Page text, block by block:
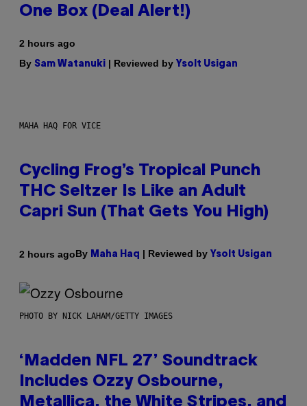
One Box (Deal Alert!)
2 hours ago
By Sam Watanuki | Reviewed by Ysolt Usigan
MAHA HAQ FOR VICE
Cycling Frog’s Tropical Punch
THC Seltzer Is Like an Adult
Capri Sun (That Gets You High)
2 hours agoBy Maha Haq | Reviewed by Ysolt Usigan
PHOTO BY NICK LAHAM/GETTY IMAGES
‘Madden NFL 27’ Soundtrack
Includes Ozzy Osbourne,
Metallica, the White Stripes, and